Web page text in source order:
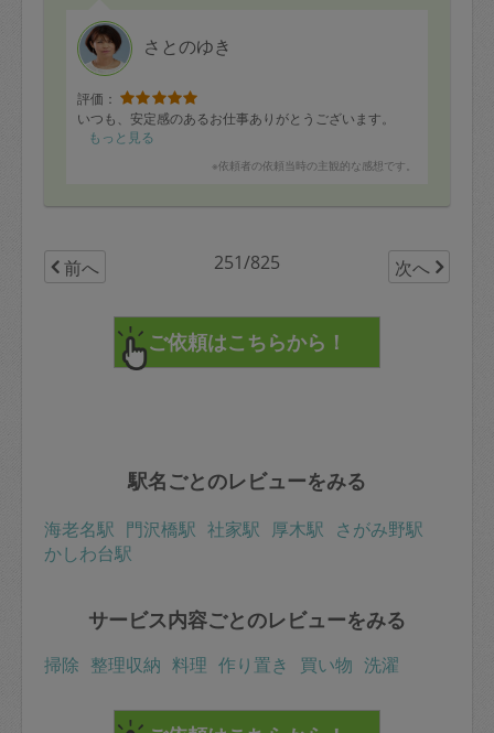
さとのゆき
評価：
いつも、安定感のあるお仕事ありがとうございます。
もっと見る
※依頼者の依頼当時の主観的な感想です。
前へ 251/825 次へ
駅名ごとのレビューをみる
海老名駅 門沢橋駅 社家駅 厚木駅 さがみ野駅
かしわ台駅
サービス内容ごとのレビューをみる
掃除 整理収納 料理 作り置き 買い物 洗濯